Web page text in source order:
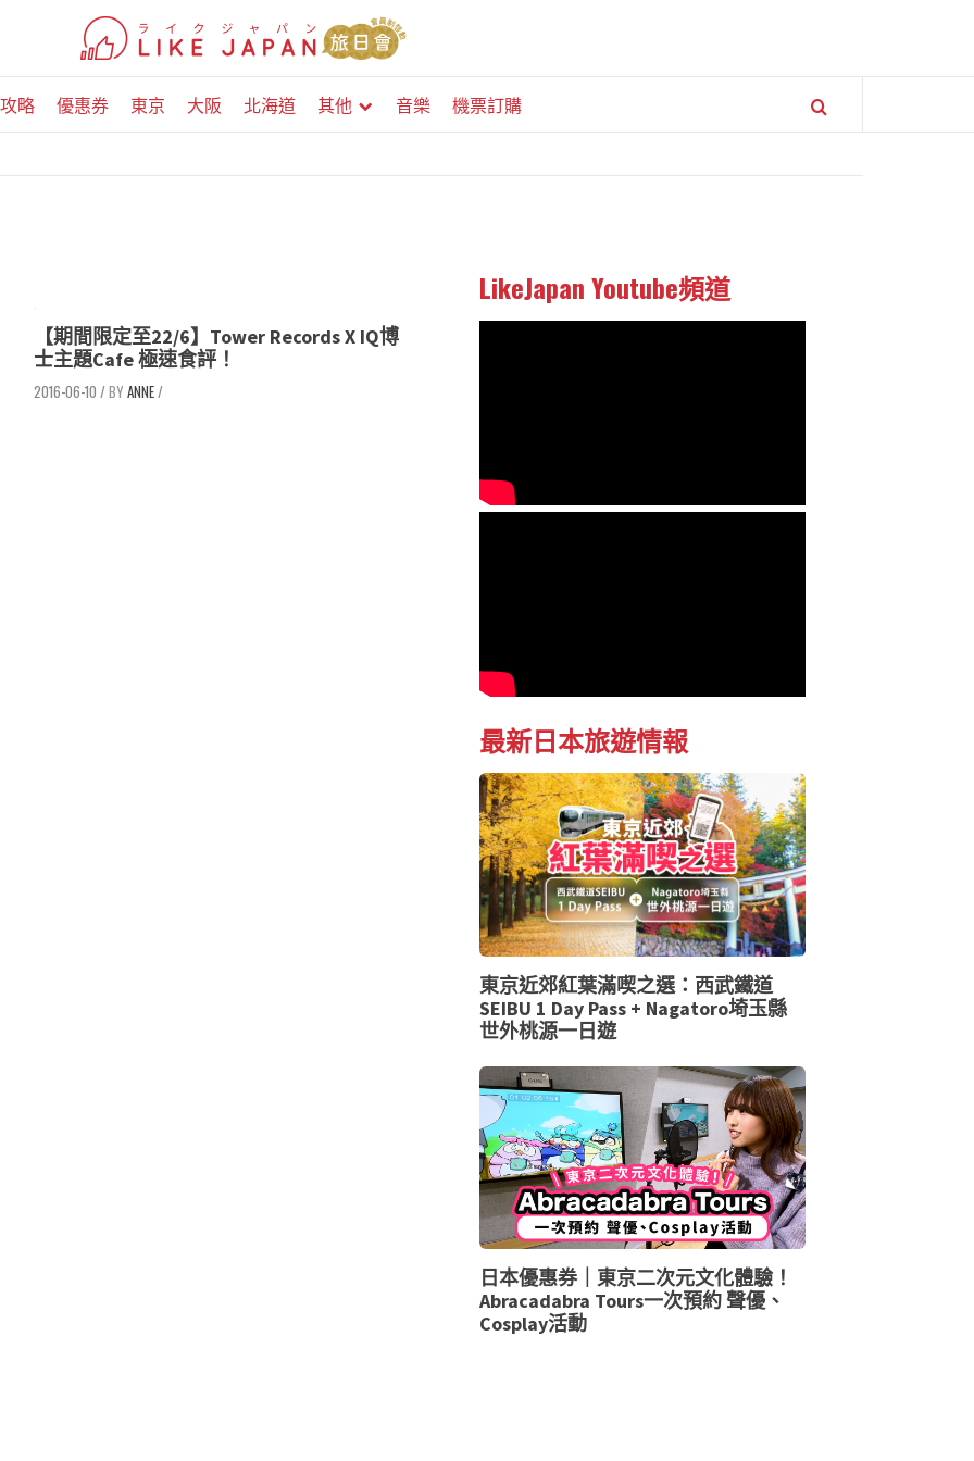
略 優惠券 東京 大阪 北海道 其他 音樂 機票訂購
【期間限定至22/6】Tower Records X IQ博
士主題Cafe 極速食評！
2016-06-10 / ANNE/
LikeJapan Youtube頻道
最新日本旅遊情報
東京近郊紅葉滿喫之選：西武鐵道
SEIBU 1 Day Pass + Nagatoro埼玉縣
世外桃源一日遊
日本優惠券｜東京二次元文化體驗！
Abracadabra Tours一次預約 聲優、
Cosplay活動